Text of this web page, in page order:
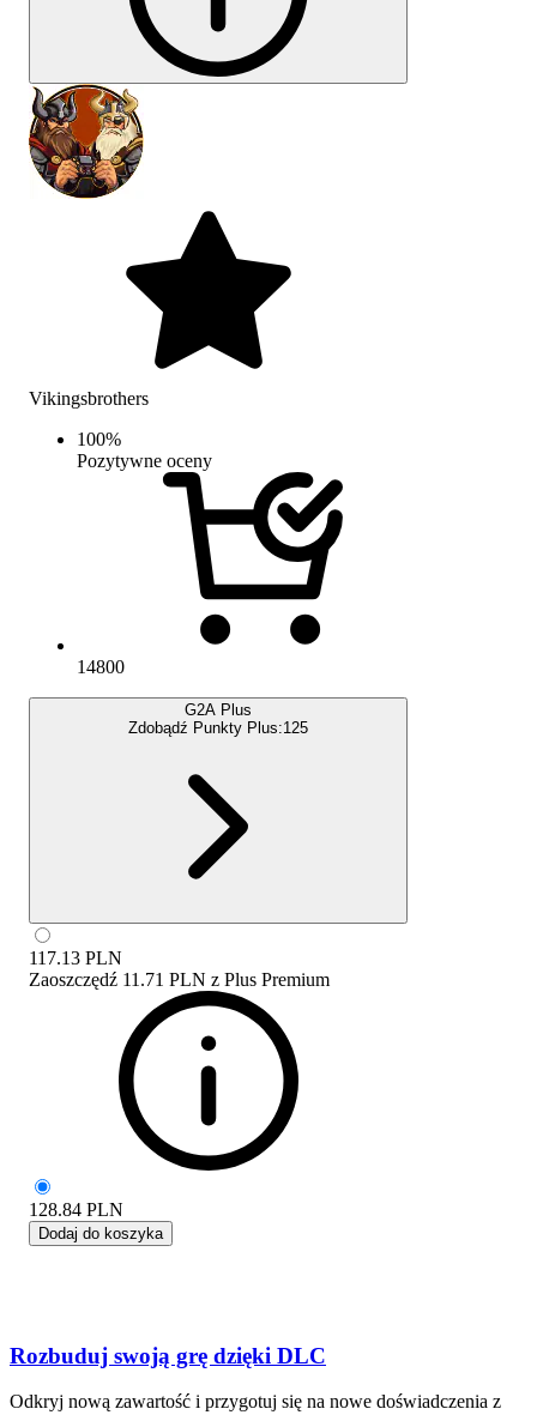
Vikingsbrothers
100%
Pozytywne oceny
14800
G2A Plus
Zdobądź Punkty Plus:125
117.13 PLN
Zaoszczędź 11.71 PLN z Plus Premium
128.84 PLN
Dodaj do koszyka
Rozbuduj swoją grę dzięki DLC
Odkryj nową zawartość i przygotuj się na nowe doświadczenia z